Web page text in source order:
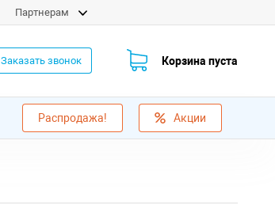
Партнерам
Заказать звонок Корзина пуста
Распродажа! Акции